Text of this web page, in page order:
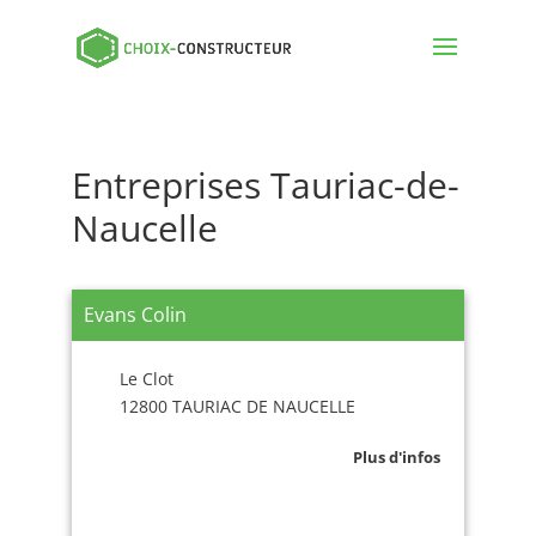
Entreprises Tauriac-de-
Naucelle
Evans Colin
Le Clot
12800 TAURIAC DE NAUCELLE
Plus d'infos